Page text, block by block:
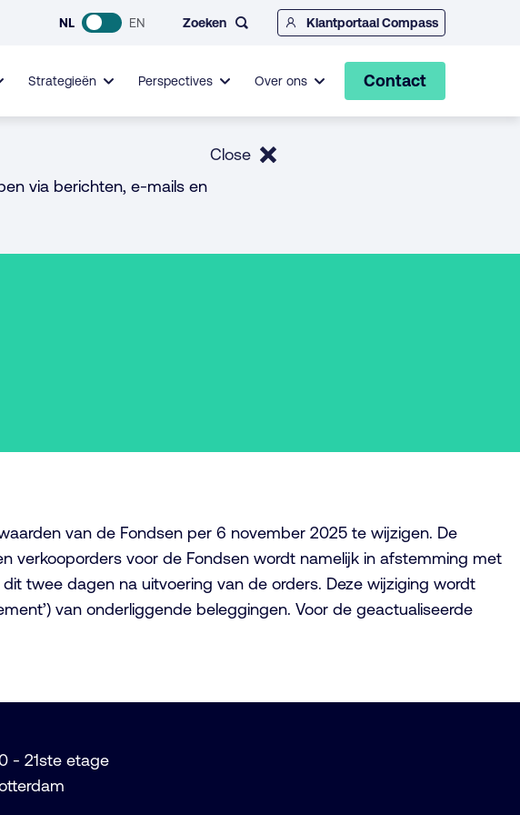
NL EN Zoeken Klantportaal Compass
Strategieën Perspectives Over ons Contact
via berichten, e-mails en
Close
van de Fondsen per 6 november 2025 te wijzigen. De
verkooporders voor de Fondsen wordt namelijk in afstemming met
twee dagen na uitvoering van de orders. Deze wijziging wordt
van onderliggende beleggingen. Voor de geactualiseerde
- 21ste etage